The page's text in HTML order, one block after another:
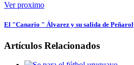
Ver proximo
El "Canario " Álvarez y su salida de Peñarol
Artículos Relacionados